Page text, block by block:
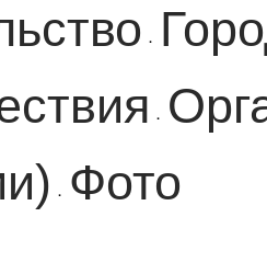
·
·
·
Фото